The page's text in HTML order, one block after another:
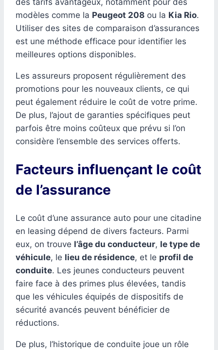
des tarifs avantageux, notamment pour des
modèles comme la Peugeot 208 ou la Kia Rio.
Utiliser des sites de comparaison d’assurances
est une méthode efficace pour identifier les
meilleures options disponibles.
Les assureurs proposent régulièrement des
promotions pour les nouveaux clients, ce qui
peut également réduire le coût de votre prime.
De plus, l’ajout de garanties spécifiques peut
parfois être moins coûteux que prévu si l’on
considère l’ensemble des services offerts.
Facteurs influençant le coût
de l’assurance
Le coût d’une assurance auto pour une citadine
en leasing dépend de divers facteurs. Parmi
eux, on trouve l’âge du conducteur, le type de
véhicule, le lieu de résidence, et le profil de
conduite. Les jeunes conducteurs peuvent
faire face à des primes plus élevées, tandis
que les véhicules équipés de dispositifs de
sécurité avancés peuvent bénéficier de
réductions.
De plus, l’historique de conduite joue un rôle